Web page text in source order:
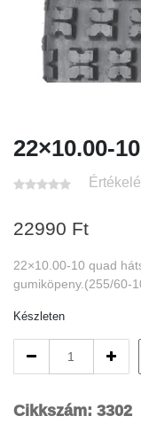
22×10.00-
22990 Ft
22×10.00-10 quad
gumiköpeny.(255/60-
Készleten
hátsó
Cikkszám: 3302